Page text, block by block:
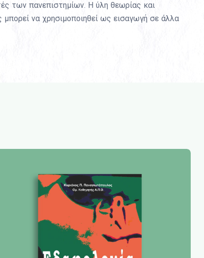
των πανεπιστημίων. Η ύλη θεωρίας και
μπορεί να χρησιμοποιηθεί ως εισαγωγή σε άλλα